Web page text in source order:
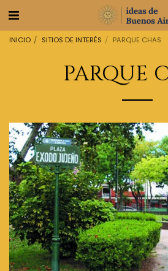
INICIO SITIOS DE INTERÉS PARQUE CHAS
PARQUE